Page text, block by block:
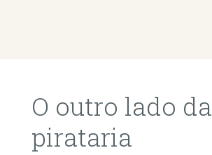
O outro lado da
pirataria